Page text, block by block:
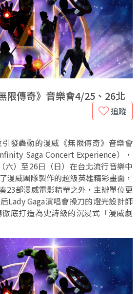
限傳奇》音樂會4/25、26北
追蹤
發轟動的漫威《無限傳奇》音樂會
Saga Concert Experience），
六）至26日（日）在台北流行音樂中
漫威團隊製作的超級英雄精彩畫面，
23部漫威電影精華之外，主辦單位更
Lady Gaga演唱會操刀的燈光設計師
底打造為史詩級的沉浸式「漫威劇